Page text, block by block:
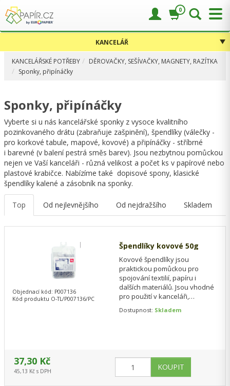
KANCELÁŘ
KANCELÁŘSKÉ POTŘEBY
DĚROVAČKY, SEŠÍVAČKY, MAGNETY, RAZÍTKA
Sponky, připínáčky
Sponky, připínáčky
Vyberte si u nás kancelářské sponky z vysoce kvalitního
pozinkovaného drátu (zabraňuje zašpinění), špendlíky (válečky -
pro korkové tabule, mapové, kovové) a připínáčky - stříbrné
i barevné (v balení pestrá směs barev). Jsou nezbytnou pomůckou
nejen ve Vaší kanceláři - různá velikost a počet ks v papírové nebo
plastové krabičce. Nabízíme také dopisové spony, klasické
špendlíky kalené a zásobník na sponky.
Top Od nejlevnějšího Od nejdražšího Skladem
Špendlíky kovové 50g
Kovové špendlíky jsou
praktickou pomůckou pro
spojování textilií, papíru i
dalších materiálů. Jsou vhodné
pro použití v kanceláři,
kreativních…
Dostupnost: Skladem
Objednací kód: P007136
Kód produktu O-TL/P007136/PC
37,30 Kč
45,13 Kč s DPH
0